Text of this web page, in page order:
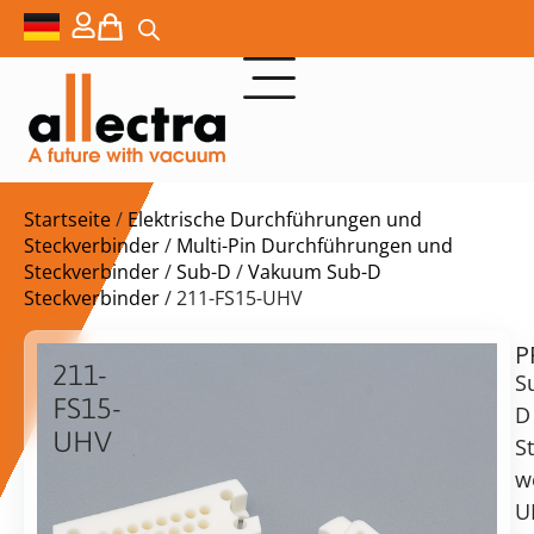
Startseite/ Elektrische Durchführungen und
Steckverbinder/ Multi-Pin Durchführungen und
Steckverbinder/Sub-D /Vakuum Sub-D
Steckverbinder/ 211-FS15-UHV
211-
FS15-
UHV
Buchse,
$
vorrätig
Lieferzeit:
D